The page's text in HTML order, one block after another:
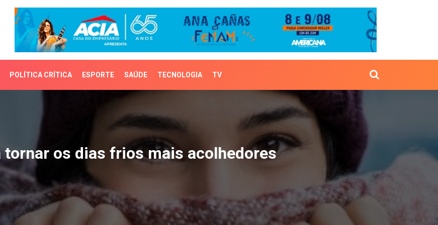
POLÍTICA CRÍTICA ESPORTE SAÚDE TECNOLOGIA TV
os dias frios mais acolhedores
tornar os dias frios mais acolhedores